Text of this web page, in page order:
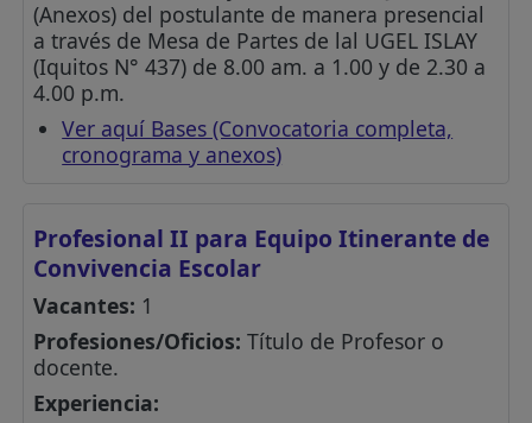
(Anexos) del postulante de manera presencial
a través de Mesa de Partes de lal UGEL ISLAY
(Iquitos N° 437) de 8.00 am. a 1.00 y de 2.30 a
4.00 p.m.
Ver aquí Bases (Convocatoria completa,
cronograma y anexos)
Profesional II para Equipo Itinerante de
Convivencia Escolar
Vacantes: 1
Profesiones/Oficios: Título de Profesor o
docente.
Experiencia: